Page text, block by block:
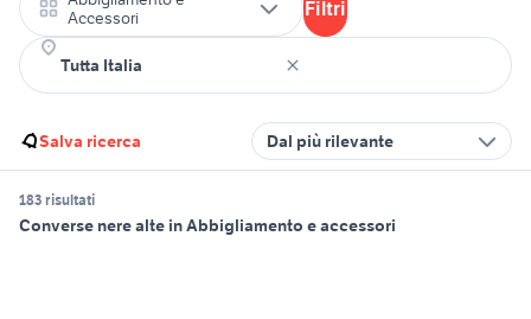
Accessori
Filtri
Salva ricerca Dal più rilevante
183 risultati
Converse nere alte in Abbigliamento e accessori